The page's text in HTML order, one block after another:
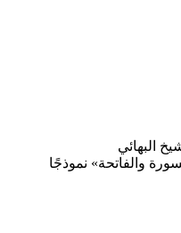
البهائي
والفاتحة» نموذجًا